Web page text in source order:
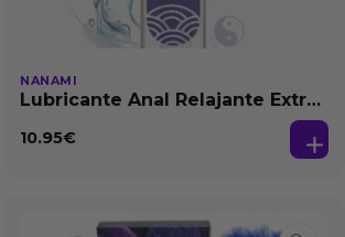
NANAMI
Lubricante Anal Relajante Extra
10.95€